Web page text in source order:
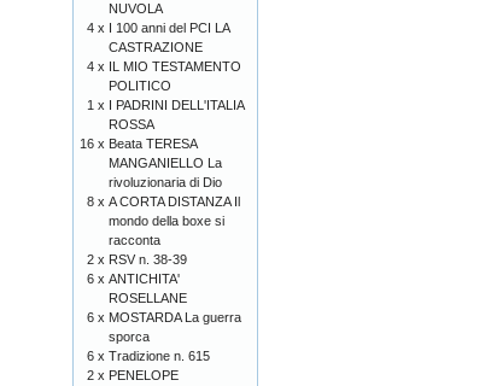
NUVOLA
4 x I 100 anni del PCI LA
CASTRAZIONE
4 x IL MIO TESTAMENTO
POLITICO
1 x I PADRINI DELL'ITALIA
ROSSA
16 x Beata TERESA
MANGANIELLO La
rivoluzionaria di Dio
8 x A CORTA DISTANZA Il
mondo della boxe si
racconta
2 x RSV n. 38-39
6 x ANTICHITA'
ROSELLANE
6 x MOSTARDA La guerra
sporca
6 x Tradizione n. 615
2 x PENELOPE